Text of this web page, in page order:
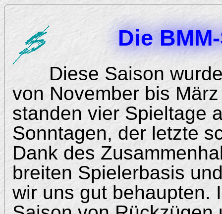
Die
Diese Saison
von November bis
standen vier Spieltage
Sonntagen, der letzte
Dank des
breiten Spielerbasis
wir uns gut behaupten.